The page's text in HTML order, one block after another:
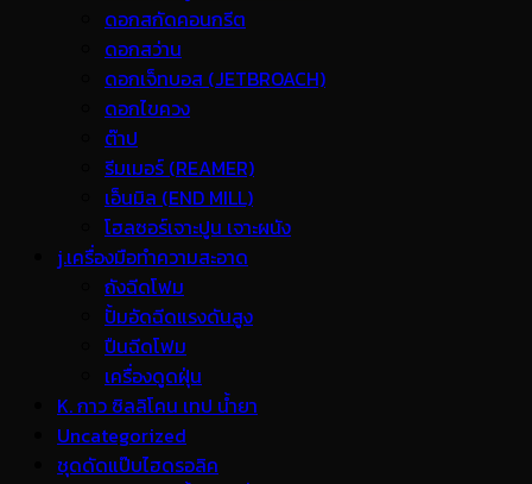
ดอกสกัดคอนกรีต
ดอกสว่าน
ดอกเจ็ทบอส (JETBROACH)
ดอกไขควง
ต๊าป
รีมเมอร์ (REAMER)
เอ็นมิล (END MILL)
โฮลซอร์เจาะปูน เจาะผนัง
j.เครื่องมือทำความสะอาด
ถังฉีดโฟม
ปั้มอัดฉีดแรงดันสูง
ปืนฉีดโฟม
เครื่องดูดฝุ่น
K. กาว ซิลลิโคน เทป น้ำยา
Uncategorized
ชุดดัดแป๊บไฮดรอลิค